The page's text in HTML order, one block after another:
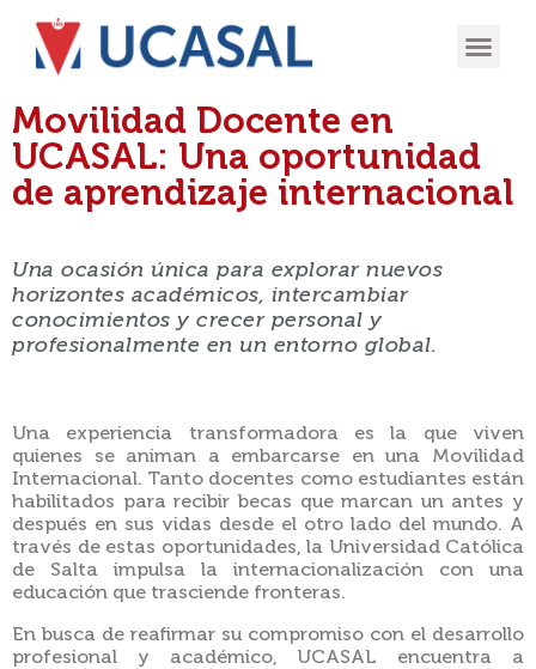
Movilidad Docente en
UCASAL: Una oportunidad
de aprendizaje internacional
Una ocasión única para explorar nuevos
horizontes académicos, intercambiar
conocimientos y crecer personal y
profesionalmente en un entorno global.
Una experiencia transformadora es la que viven
quienes se animan a embarcarse en una Movilidad
Internacional. Tanto docentes como estudiantes están
habilitados para recibir becas que marcan un antes y
después en sus vidas desde el otro lado del mundo. A
través de estas oportunidades, la Universidad Católica
de Salta impulsa la internacionalización con una
educación que trasciende fronteras.
En busca de reafirmar su compromiso con el desarrollo
profesional y académico, UCASAL encuentra a